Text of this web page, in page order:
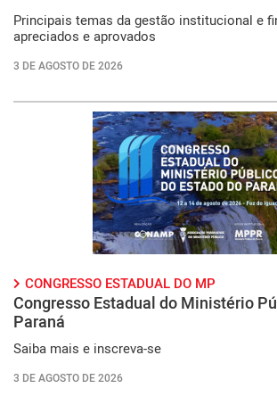
Principais temas da gestão institucional e
apreciados e aprovados
3 DE AGOSTO DE 2026
CONGRESSO ESTADUAL DO MP
Congresso Estadual do Ministério
Paraná
Saiba mais e inscreva-se
3 DE AGOSTO DE 2026